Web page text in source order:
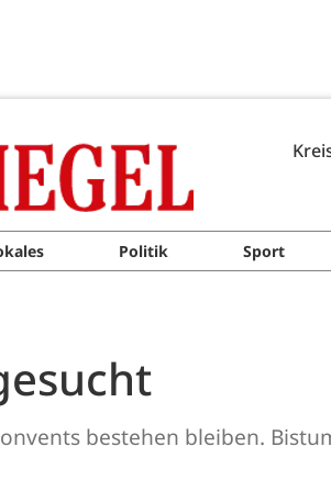
Politik Sport
bestehen bleiben.